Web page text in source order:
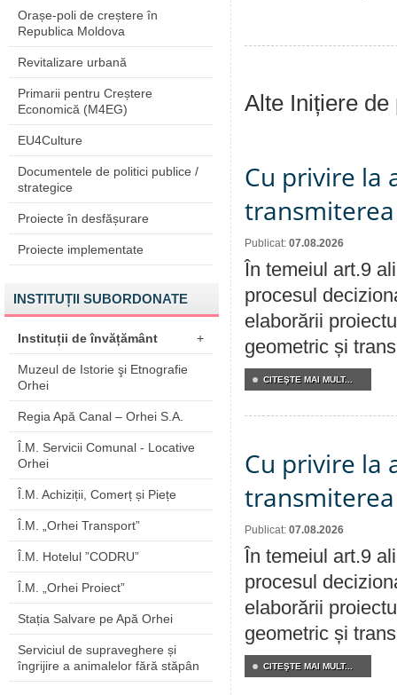
Orașe-poli de creștere în
Republica Moldova
Revitalizare urbană
Primarii pentru Creștere
Economică (M4EG)
EU4Culture
Documentele de politici publice /
strategice
Proiecte în desfășurare
Proiecte implementate
INSTITUȚII SUBORDONATE
Instituții de învățământ +
Muzeul de Istorie şi Etnografie
Orhei
Regia Apă Canal – Orhei S.A.
Î.M. Servicii Comunal - Locative
Orhei
Î.M. Achiziții, Comerț și Piețe
Î.M. „Orhei Transport”
Î.M. Hotelul ”CODRU”
Î.M. „Orhei Proiect”
Stația Salvare pe Apă Orhei
Serviciul de supraveghere și
îngrijire a animalelor fără stăpân
Alte Inițiere de
Cu privire la
Publicat: 07.08.2026
În temeiul art.9
procesul
elaborării
geometric și
CITEŞTE MAI MULT...
Cu privire la
Publicat: 07.08.2026
În temeiul art.9
procesul
elaborării
geometric și
CITEŞTE MAI MULT...